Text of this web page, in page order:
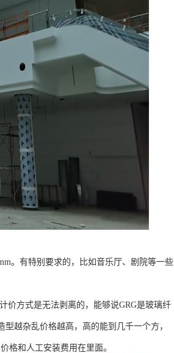
。有特别要求的，比如音乐厅、剧院等一些
方式是无法剥离的，能够说GRG是玻璃纤
越杂乱价格越高，高的能到几千一个方，
格和人工安装费用在里面。